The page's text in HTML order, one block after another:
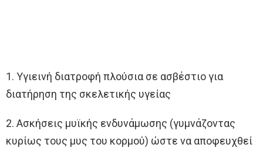
1. Υγιεινή διατροφή πλούσια σε ασβέστιο για
διατήρηση της σκελετικής υγείας
2. Ασκήσεις μυϊκής ενδυνάμωσης (γυμνάζοντας
κυρίως τους μυς του κορμού) ώστε να αποφευχθεί